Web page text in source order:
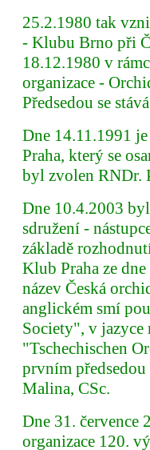
25.2.1980 tak
- Klubu Brno při
18.12.1980 v
organizace -
Předsedou se
Dne 14.11.1991
Praha, který se
byl zvolen RNDr.
Dne 10.4.2003
sdružení -
základě
Klub Praha ze
název Česká
anglickém smí
Society", v jazyce
"Tschechischen
prvním
Malina, CSc.
Dne 31. července
organizace 120.